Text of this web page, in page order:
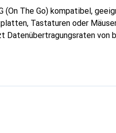
(On The Go) kompatibel,
Tastaturen oder
Datenübertragungsraten von